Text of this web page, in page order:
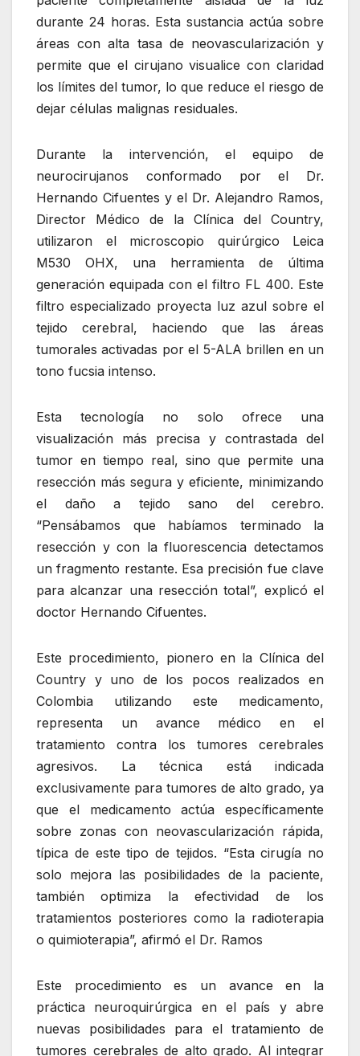
durante 24 horas. Esta sustancia actúa sobre
áreas con alta tasa de neovascularización y
permite que el cirujano visualice con claridad
los límites del tumor, lo que reduce el riesgo de
dejar células malignas residuales.
Durante la intervención, el equipo de
neurocirujanos conformado por el Dr.
Hernando Cifuentes y el Dr. Alejandro Ramos,
Director Médico de la Clínica del Country,
utilizaron el microscopio quirúrgico Leica
M530 OHX, una herramienta de última
generación equipada con el filtro FL 400. Este
filtro especializado proyecta luz azul sobre el
tejido cerebral, haciendo que las áreas
tumorales activadas por el 5-ALA brillen en un
tono fucsia intenso.
Esta tecnología no solo ofrece una
visualización más precisa y contrastada del
tumor en tiempo real, sino que permite una
resección más segura y eficiente, minimizando
el daño a tejido sano del cerebro.
“Pensábamos que habíamos terminado la
resección y con la fluorescencia detectamos
un fragmento restante. Esa precisión fue clave
para alcanzar una resección total”, explicó el
doctor Hernando Cifuentes.
Este procedimiento, pionero en la Clínica del
Country y uno de los pocos realizados en
Colombia utilizando este medicamento,
representa un avance médico en el
tratamiento contra los tumores cerebrales
agresivos. La técnica está indicada
exclusivamente para tumores de alto grado, ya
que el medicamento actúa específicamente
sobre zonas con neovascularización rápida,
típica de este tipo de tejidos. “Esta cirugía no
solo mejora las posibilidades de la paciente,
también optimiza la efectividad de los
tratamientos posteriores como la radioterapia
o quimioterapia”, afirmó el Dr. Ramos
Este procedimiento es un avance en la
práctica neuroquirúrgica en el país y abre
nuevas posibilidades para el tratamiento de
tumores cerebrales de alto grado. Al integrar